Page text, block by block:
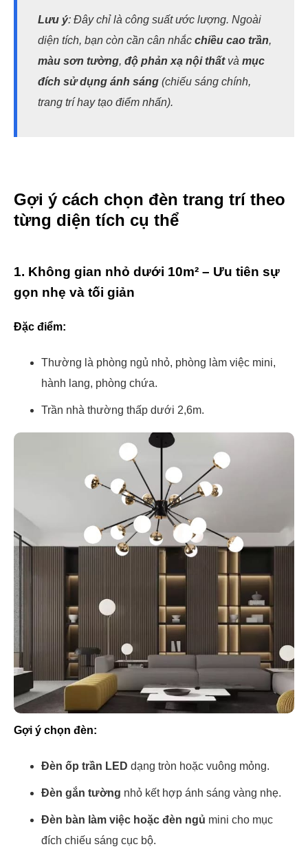
Lưu ý: Đây chỉ là công suất ước lượng. Ngoài
diện tích, bạn còn cần cân nhắc chiều cao trần,
màu sơn tường, độ phản xạ nội thấtvà mục
đích sử dụng ánh sáng (chiếu sáng chính,
trang trí hay tạo điểm nhấn).
Gợi ý cách chọn đèn trang trí theo
từng diện tích cụ thể
1. Không gian nhỏ dưới 10m² – Ưu tiên sự
gọn nhẹ và tối giản
Đặc điểm:
Thường là phòng ngủ nhỏ, phòng làm việc mini,
hành lang, phòng chứa.
Trần nhà thường thấp dưới 2,6m.
Gợi ý chọn đèn:
Đèn ốp trần LED dạng tròn hoặc vuông mỏng.
Đèn gắn tường nhỏ kết hợp ánh sáng vàng nhẹ.
Đèn bàn làm việc hoặc đèn ngủ mini cho mục
đích chiếu sáng cục bộ.